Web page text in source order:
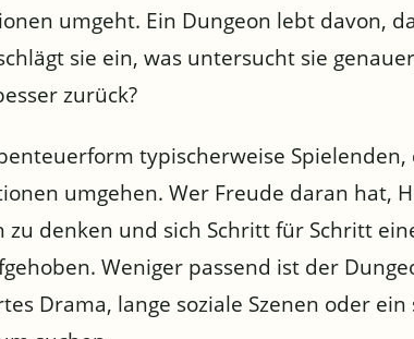
umgeht. Ein Dungeon lebt davon,
sie ein, was untersucht sie
zurück?
typischerweise
umgehen. Wer Freude daran hat,
zu denken und sich Schritt für Schritt
Weniger passend ist der
Drama, lange soziale Szenen oder